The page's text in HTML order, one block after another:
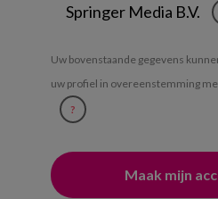
Springer Media B.V.
Uw bovenstaande gegevens
uw profiel in overeenstemming
?